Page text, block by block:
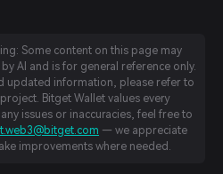
Some content on this page may
AI and is for general reference only.
updated information, please refer to
Bitget Wallet values every
issues or inaccuracies, feel free to
— we appreciate
improvements where needed.